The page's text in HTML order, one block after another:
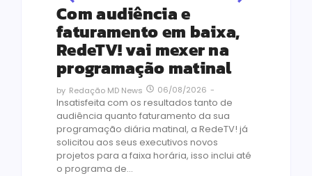
Com audiência e
faturamento em baixa,
RedeTV! vai mexer na
programação matinal
by Redação MD News 06/08/2026 -
Insatisfeita com os resultados tanto de
audiência quanto faturamento da sua
programação diária matinal, a RedeTV! já
solicitou aos seus executivos novos
projetos para a faixa horária, isso inclui até
o programa de...